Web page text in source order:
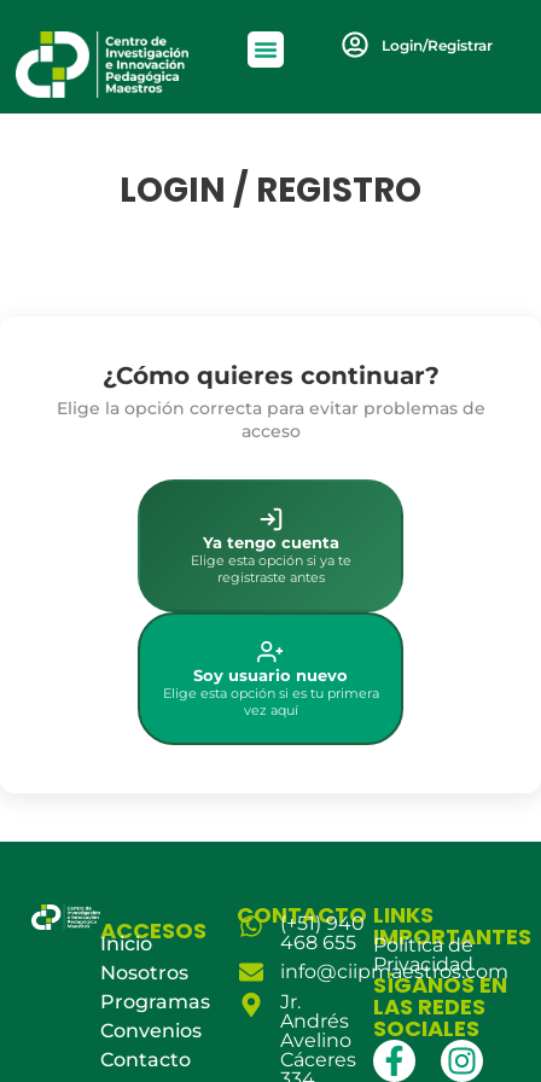
Login/Registrar
LOGIN / REGISTRO
¿Cómo quieres continuar?
Elige la opción correcta para evitar problemas de
acceso
Ya tengo cuenta
Elige esta opción si ya te
registraste antes
Soy usuario nuevo
Elige esta opción si es tu primera
vez aquí
ACCESOS
Inicio
Nosotros
Programas
Convenios
Contacto
CONTACTO
(+51) 940
468 655
info@ciipmaestros.com
Jr.
Andrés
Avelino
Cáceres
LINKS
IMPORTANTES
Política de
Privacidad
SÍGANOS EN
LAS REDES
SOCIALES